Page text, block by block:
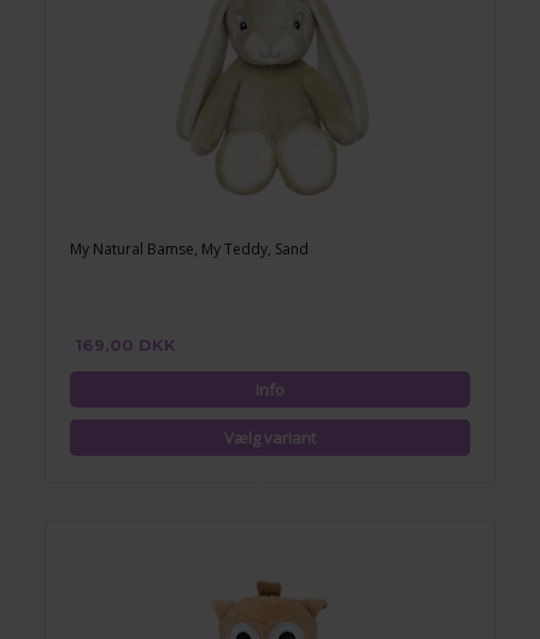
My Natural Bamse, My Teddy, Sand
169,00 DKK